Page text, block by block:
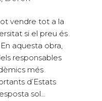
vendre tot a la
si el preu és
aquesta obra,
responsables
més
d’Estats
sol...